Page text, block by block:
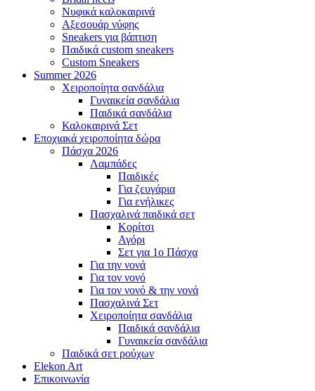
Νυφικά καλοκαιρινά
Αξεσουάρ νύφης
Sneakers για βάπτιση
Παιδικά custom sneakers
Custom Sneakers
Summer 2026
Χειροποίητα σανδάλια
Γυναικεία σανδάλια
Παιδικά σανδάλια
Καλοκαιρινά Σετ
Εποχιακά χειροποίητα δώρα
Πάσχα 2026
Λαμπάδες
Παιδικές
Για ζευγάρια
Για ενήλικες
Πασχαλινά παιδικά σετ
Κορίτσι
Αγόρι
Σετ για 1ο Πάσχα
Για την νονά
Για τον νονό
Για τον νονό & την νονά
Πασχαλινά Σετ
Χειροποίητα σανδάλια
Παιδικά σανδάλια
Γυναικεία σανδάλια
Παιδικά σετ ρούχων
Elekon Art
Επικοινωνία